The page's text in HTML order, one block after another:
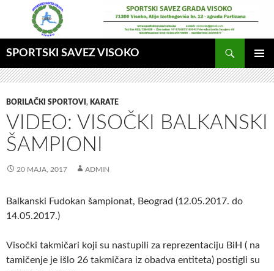
SPORTSKI SAVEZ VISOKO
GLAVNI
MENI
BORILAČKI SPORTOVI , KARATE
VIDEO: VISOČKI BALKANSKI
ŠAMPIONI
20 MAJA, 2017 ADMIN
Balkanski Fudokan šampionat, Beograd (12.05.2017. do
14.05.2017.)
Visočki takmičari koji su nastupili za reprezentaciju BiH ( na
tamičenje je išlo 26 takmičara iz obadva entiteta) postigli su